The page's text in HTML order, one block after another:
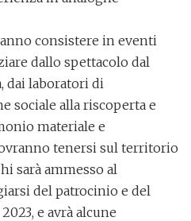
consistere in eventi
dallo spettacolo dal
dai laboratori di
sociale alla riscoperta e
materiale e
tenersi sul territorio
sarà ammesso al
del patrocinio e del
, e avrà alcune